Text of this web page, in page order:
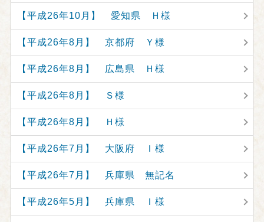
【平成26年10月】 愛知県 Ｈ様
【平成26年8月】 京都府 Ｙ様
【平成26年8月】 広島県 Ｈ様
【平成26年8月】 Ｓ様
【平成26年8月】 Ｈ様
【平成26年7月】 大阪府 Ｉ様
【平成26年7月】 兵庫県 無記名
【平成26年5月】 兵庫県 Ｉ様